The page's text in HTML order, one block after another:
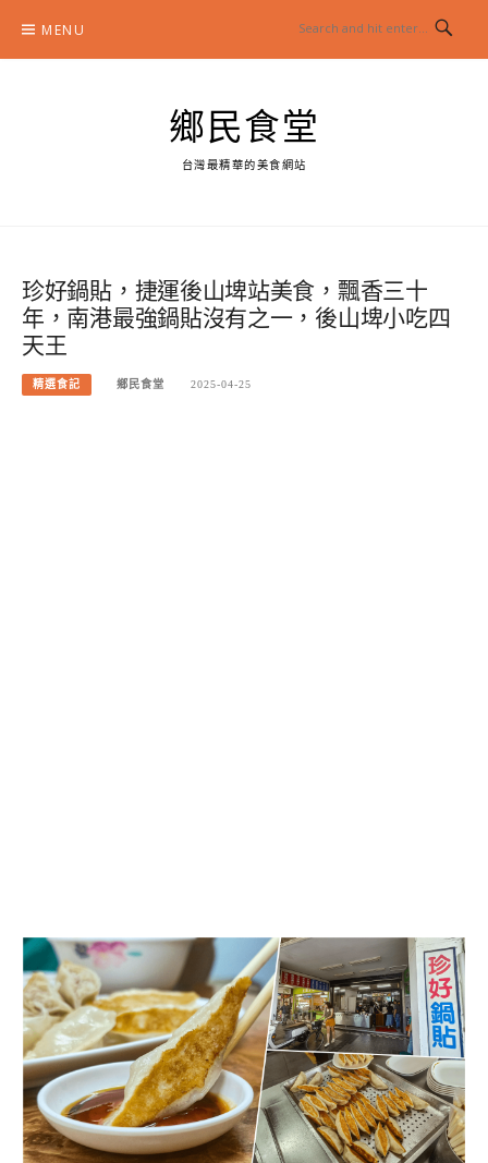
content
MENU
鄉民食堂
台灣最精華的美食網站
珍好鍋貼，捷運後山埤站美食，飄香三十
年，南港最強鍋貼沒有之一，後山埤小吃四
天王
精選食記 鄉民食堂 2025-04-25